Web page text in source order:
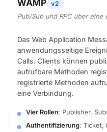
WAMP v2
Pub/Sub undRPC über eine
Das Web Application
anwendungsseitige
Calls. Clients können
aufrufbare Methoden
registrierte Methoden
eine Verbindung.
Vier Rollen: Publisher,
Authentifizierung: Ticket,